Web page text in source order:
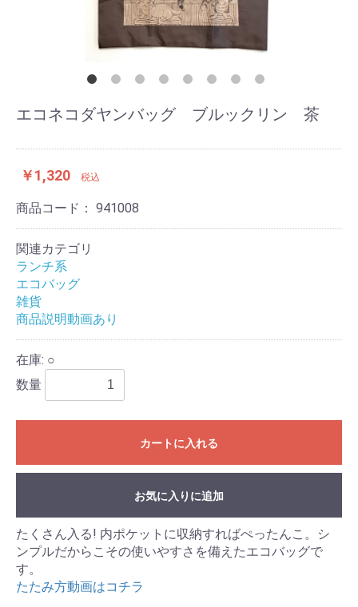
エコネコダヤンバッグ ブルックリン 茶
￥1,320 税込
商品コード： 941008
関連カテゴリ
ランチ系
エコバッグ
雑貨
商品説明動画あり
在庫: ○
数量
カートに入れる
お気に入りに追加
たくさん入る! 内ポケットに収納すればぺったんこ。シ
ンプルだからこその使いやすさを備えたエコバッグで
す。
たたみ方動画はコチラ